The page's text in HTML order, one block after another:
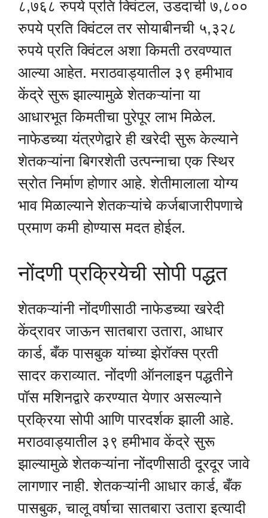
८,७६८ रुपये प्रति क्विंटल, उडदाची ७,८००
रुपये प्रति क्विंटल तर सोयाबीनची ५,३२८
रुपये प्रति क्विंटल अशा किमती ठरवण्यात
आल्या आहेत. मराठवाड्यातील ३९ हमीभाव
केंद्रे सुरू झाल्यामुळे शेतकऱ्यांना या
आधारभूत किमतीचा पुरेपूर लाभ मिळेल.
नाफेडच्या यंत्रणेद्वारे ही खरेदी सुरू केल्याने
शेतकऱ्यांना बिगरशेती उत्पन्नाचा एक स्थिर
स्रोत निर्माण होणार आहे. शेतीमालाला योग्य
भाव मिळाल्याने शेतकऱ्यांचे कर्जबाजारीपणाचे
प्रमाण कमी होण्यास मदत होईल.
नोंदणी प्रक्रियेची सोपी पद्धत
शेतकऱ्यांनी नोंदणीसाठी नाफेडच्या खरेदी
केंद्रावर जाऊन सातबारा उतारा, आधार
कार्ड, बँक पासबुक यांच्या झेरॉक्स प्रती
सादर कराव्यात. नोंदणी ऑनलाइन पद्धतीने
पॉस मशिनद्वारे करण्यात येणार असल्याने
प्रक्रिया सोपी आणि पारदर्शक झाली आहे.
मराठवाड्यातील ३९ हमीभाव केंद्रे सुरू
झाल्यामुळे शेतकऱ्यांना नोंदणीसाठी दूरदूर जावे
लागणार नाही. शेतकऱ्यांनी आधार कार्ड, बँक
पासबुक, चालू वर्षाचा सातबारा उतारा इत्यादी